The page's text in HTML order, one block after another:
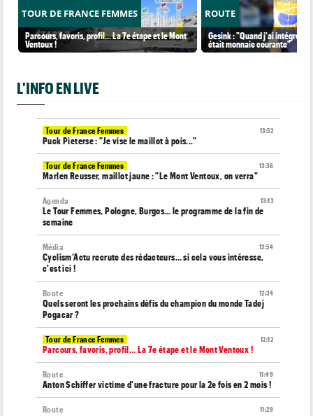
TOUR DE FRANCE FEMMES
Parcours, favoris, profil… La 7e étape et le Mont
Ventoux !
ROUTE
Gesink : "Quand j'ai intégré le
était monnaie courante"
L'INFO EN LIVE
13:52
Tour de France Femmes
Puck Pieterse : "Je vise le maillot à pois..."
13:36
Tour de France Femmes
Marlen Reusser, maillot jaune : "Le Mont Ventoux, on verra"
13:13
Agenda
Le Tour Femmes, Pologne, Burgos… le programme de la fin de
semaine
12:54
Média
Cyclism’Actu recrute des rédacteurs… si cela vous intéresse,
c'est ici !
12:34
Route
Quels seront les prochains défis du champion du monde Tadej
Pogacar ?
12:12
Tour de France Femmes
Parcours, favoris, profil… La 7e étape et le Mont Ventoux !
11:49
Route
Anton Schiffer victime d'une fracture pour la 2e fois en 2 mois !
11:29
Route